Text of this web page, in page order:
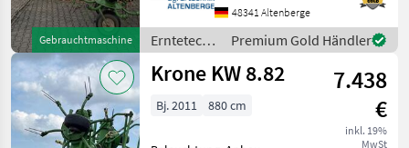
Gebrauchtmaschine
Beleuchtung mit
Warntafeln, Schutzbügel,
Fingerkupplung,
Gelenkwelle
48341 Altenberge
Erntetechnik
Grünland /
Krone
Premium Gold Händler
Krone KW 8.82
7.438
€
inkl. 19%
MwSt
Bj. 2011 880 cm